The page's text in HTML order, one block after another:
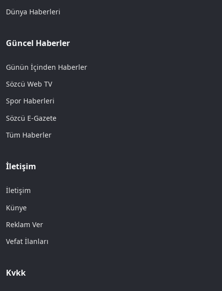
Dünya Haberleri
Güncel Haberler
Günün İçinden Haberler
Sözcü Web TV
Spor Haberleri
Sözcü E-Gazete
Tüm Haberler
İletişim
İletişim
Künye
Reklam Ver
Vefat İlanları
Kvkk